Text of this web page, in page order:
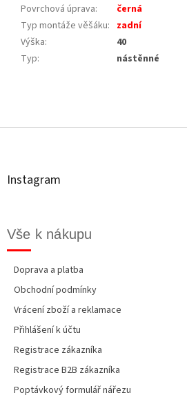
Povrchová úprava:
černá
Typ montáže věšáku: zadní
Výška:
40
Typ: nástěnné
á
Instagram
Vše k nákupu
Doprava a platba
Obchodní podmínky
Vrácení zboží a reklamace
Přihlášení k účtu
Registrace zákazníka
Registrace B2B zákazníka
Poptávkový formulář nářezu